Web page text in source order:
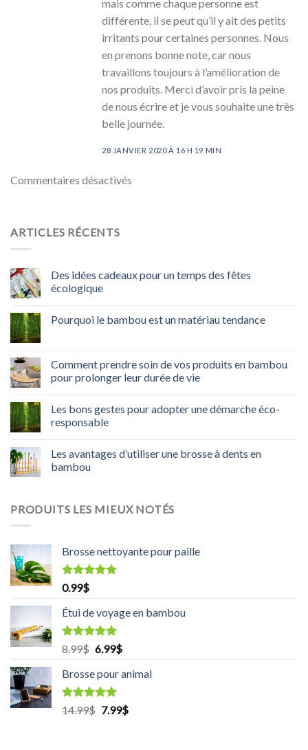
mais comme chaque personne est
différente, il se peut qu’il y ait des petits
irritants pour certaines personnes. Nous
en prenons bonne note, car nous
travaillons toujours à l’amélioration de
nos produits. Merci d’avoir pris la peine
de nous écrire et je vous souhaite une très
belle journée.
28 JANVIER 2020 À 16 H 19 MIN
Commentaires désactivés
ARTICLES RÉCENTS
Des idées cadeaux pour un temps des fêtes
écologique
Pourquoi le bambou est un matériau tendance
Comment prendre soin de vos produits en bambou
pour prolonger leur durée de vie
Les bons gestes pour adopter une démarche éco-
responsable
Les avantages d’utiliser une brosse à dents en
bambou
PRODUITS LES MIEUX NOTÉS
Brosse nettoyante pour paille
Rated
out of 5
0.99$
Étui de voyage en bambou
Rated 5.00
out of 5
8.99$ Original
was:
8.99$.
6.99$Current
is:
Brosse pour animal
Rated5.00
out of 5
14.99$ Original
7.99$Current